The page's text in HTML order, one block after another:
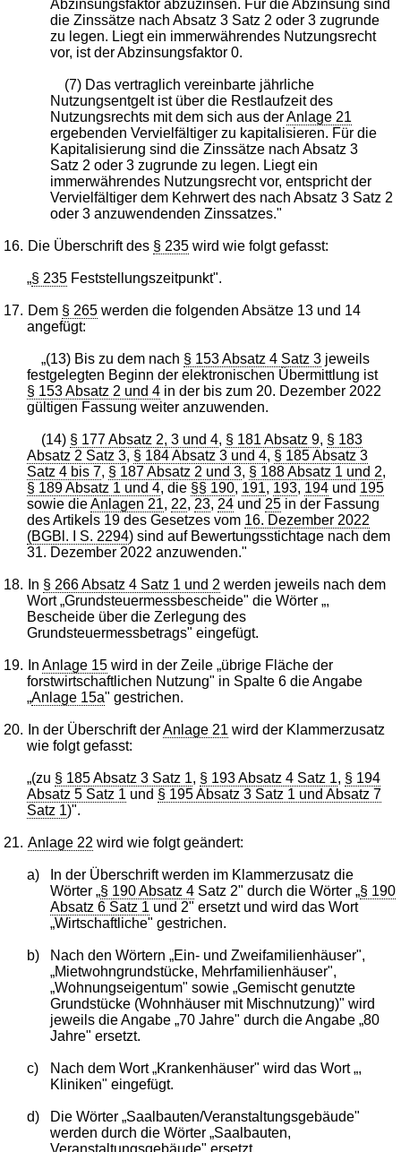
Abzinsungsfaktor abzuzinsen. Für die Abzinsung sind
die Zinssätze nach Absatz 3 Satz 2 oder 3 zugrunde
zu legen. Liegt ein immerwährendes Nutzungsrecht
vor, ist der Abzinsungsfaktor 0.
(7) Das vertraglich vereinbarte jährliche
Nutzungsentgelt ist über die Restlaufzeit des
Nutzungsrechts mit dem sich aus derAnlage 21
ergebenden Vervielfältiger zu kapitalisieren. Für die
Kapitalisierung sind die Zinssätze nach Absatz 3
Satz 2 oder 3 zugrunde zu legen. Liegt ein
immerwährendes Nutzungsrecht vor, entspricht der
Vervielfältiger dem Kehrwert des nach Absatz 3 Satz 2
oder 3 anzuwendenden Zinssatzes."
16. Die Überschrift des § 235 wird wie folgt gefasst:
„§ 235 Feststellungszeitpunkt".
17. Dem § 265 werden die folgenden Absätze 13 und 14
angefügt:
„(13) Bis zu dem nach § 153 Absatz 4 Satz 3 jeweils
festgelegten Beginn der elektronischen Übermittlung ist
§ 153 Absatz 2 und 4 in der bis zum 20. Dezember 2022
gültigen Fassung weiter anzuwenden.
(14) § 177 Absatz 2, 3 und 4, § 181 Absatz 9, § 183
Absatz 2 Satz 3, § 184 Absatz 3 und 4, § 185 Absatz 3
Satz 4 bis 7, § 187 Absatz 2 und 3, § 188 Absatz 1 und 2,
§ 189 Absatz 1 und 4, die §§ 190, 191, 193, 194 und 195
sowie dieAnlagen 21, 22, 23, 24 und 25 in der Fassung
des Artikels 19 des Gesetzes vom 16. Dezember 2022
(BGBl. I S. 2294) sind auf Bewertungsstichtage nach dem
31. Dezember 2022 anzuwenden."
18. In § 266 Absatz 4 Satz 1 und 2 werden jeweils nach dem
Wort „Grundsteuermessbescheide" die Wörter „,
Bescheide über die Zerlegung des
Grundsteuermessbetrags" eingefügt.
19. InAnlage 15 wird in der Zeile „übrige Fläche der
forstwirtschaftlichen Nutzung" in Spalte 6 die Angabe
„Anlage 15a" gestrichen.
20. In der Überschrift derAnlage 21 wird der Klammerzusatz
wie folgt gefasst:
„(zu § 185 Absatz 3 Satz 1, § 193 Absatz 4 Satz 1, § 194
Absatz 5 Satz 1 und § 195 Absatz 3 Satz 1 und Absatz 7
Satz 1)".
21. Anlage 22 wird wie folgt geändert:
a)
In der Überschrift werden im Klammerzusatz die
Wörter „§ 190 Absatz 4Satz 2" durch die Wörter „§ 190
Absatz 6 Satz 1 und 2" ersetzt und wird das Wort
„Wirtschaftliche" gestrichen.
b)
Nach den Wörtern „Ein- und Zweifamilienhäuser",
„Mietwohngrundstücke, Mehrfamilienhäuser",
„Wohnungseigentum" sowie „Gemischt genutzte
Grundstücke (Wohnhäuser mit Mischnutzung)" wird
jeweils die Angabe „70 Jahre" durch die Angabe „80
Jahre" ersetzt.
c)
Nach dem Wort „Krankenhäuser" wird das Wort „,
Kliniken" eingefügt.
d)
Die Wörter „Saalbauten/Veranstaltungsgebäude"
werden durch die Wörter „Saalbauten,
Veranstaltungsgebäude" ersetzt.